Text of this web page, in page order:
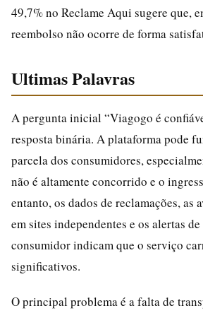
49,7% no Reclame Aqui sugere que,
reembolso não ocorre de forma
Ultimas Palavras
A pergunta inicial “Viagogo é
resposta binária. A plataforma pode
parcela dos consumidores,
não é altamente concorrido e o
entanto, os dados de reclamações, as
em sites independentes e os alertas
consumidor indicam que o serviço
significativos.
O principal problema é a falta de